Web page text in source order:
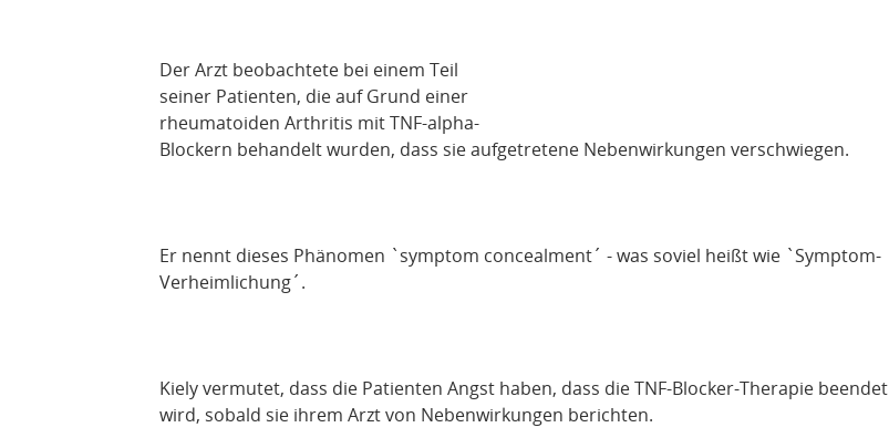
Der Arzt beobachtete bei einem Teil
seiner Patienten, die auf Grund einer
rheumatoiden Arthritis mit TNF-alpha-
Blockern behandelt wurden, dass sie aufgetretene Nebenwirkungen verschwiegen.
Er nennt dieses Phänomen `symptom concealment´ - was soviel heißt wie `Symptom-
Verheimlichung´.
Kiely vermutet, dass die Patienten Angst haben, dass die TNF-Blocker-Therapie beendet
wird, sobald sie ihrem Arzt von Nebenwirkungen berichten.